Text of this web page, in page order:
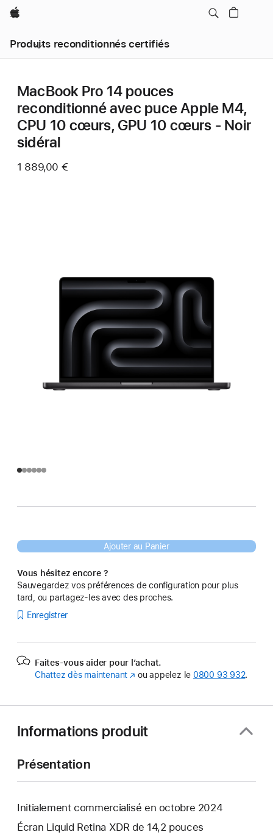
Apple
Produits reconditionnés certifiés
MacBook Pro 14 pouces
reconditionné avec puce Apple M4,
CPU 10 cœurs, GPU 10 cœurs - Noir
sidéral
1 889,00 €
Ajouter au Panier
Vous hésitez encore ?
Sauvegardez vos préférences de configuration pour plus
tard, ou partagez-les avec des proches.
Enregistrer
Faites-vous aider pour l’achat.
Chattez dès maintenant (s’ouvre
ou appelez le 0800 93 932.
Informations produit
Présentation
Initialement commercialisé en octobre 2024
Écran Liquid Retina XDR de 14,2 pouces